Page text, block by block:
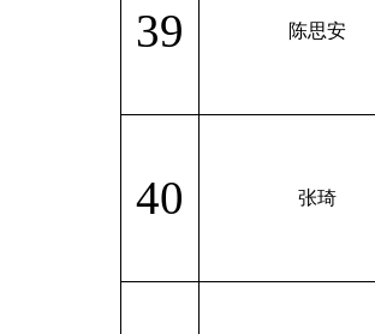
39 陈思安
40 张琦